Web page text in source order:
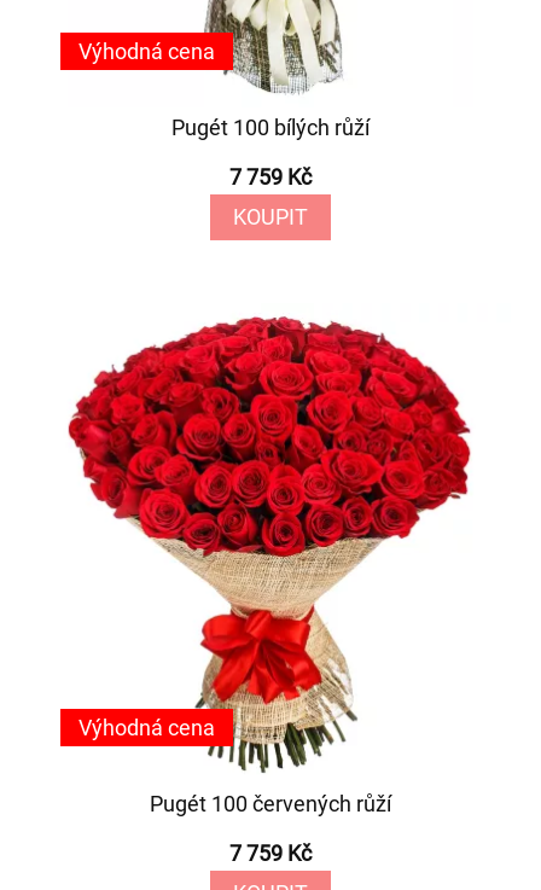
Pugét 100 bílých růží
7 759 Kč
KOUPIT
Výhodná cena
Pugét 100 červených růží
7 759 Kč
Výhodná cena